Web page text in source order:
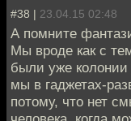
#38 | 23.04.15 02:48
А помните
Мы вроде как с
были уже колонии
мы в гаджетах-
потому, что нет